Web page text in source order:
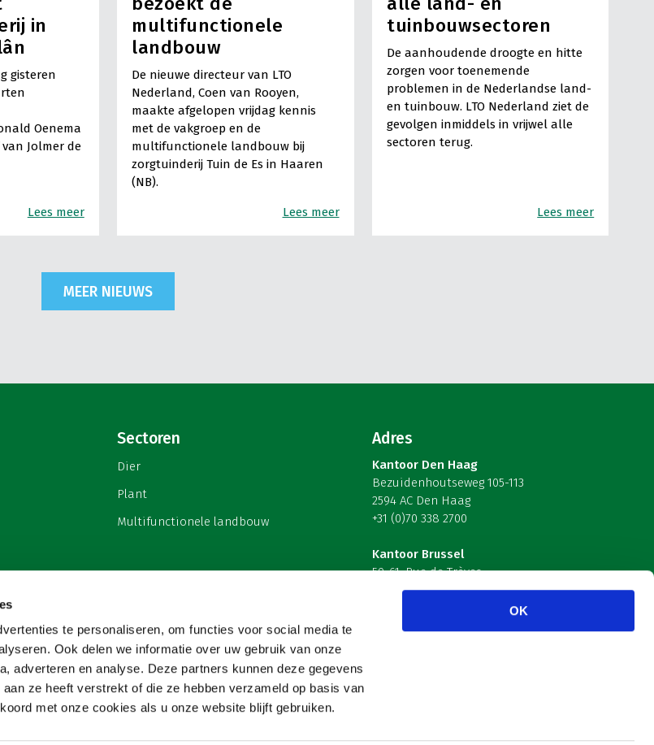
te personaliseren, om functies voor social media te
Ook delen we informatie over uw gebruik van onze
adverteren en analyse. Deze partners kunnen deze gegevens
ze heeft verstrekt of die ze hebben verzameld op basis van
met onze cookies als u onze website blijft gebruiken.
OK
in
gisteren
Oenema
Jolmer de
Lees meer
multifunctionele
landbouw
De nieuwe directeur van LTO
Nederland, Coen van Rooyen,
maakte afgelopen vrijdag kennis
met de vakgroep en de
multifunctionele landbouw bij
zorgtuinderij Tuin de Es in Haaren
(NB).
Lees meer
tuinbouwsectoren
De aanhoudende droogte en hitte
zorgen voor toenemende
problemen in de Nederlandse land-
en tuinbouw. LTO Nederland ziet de
gevolgen inmiddels in vrijwel alle
sectoren terug.
Lees meer
MEER NIEUWS
Sectoren
Dier
Plant
Multifunctionele landbouw
Adres
Kantoor Den Haag
Bezuidenhoutseweg 105-113
2594 AC Den Haag
+31 (0)70 338 2700
Kantoor Brussel
59-61, Rue de Trèves
B-1040 Brussel – België
Volg ons